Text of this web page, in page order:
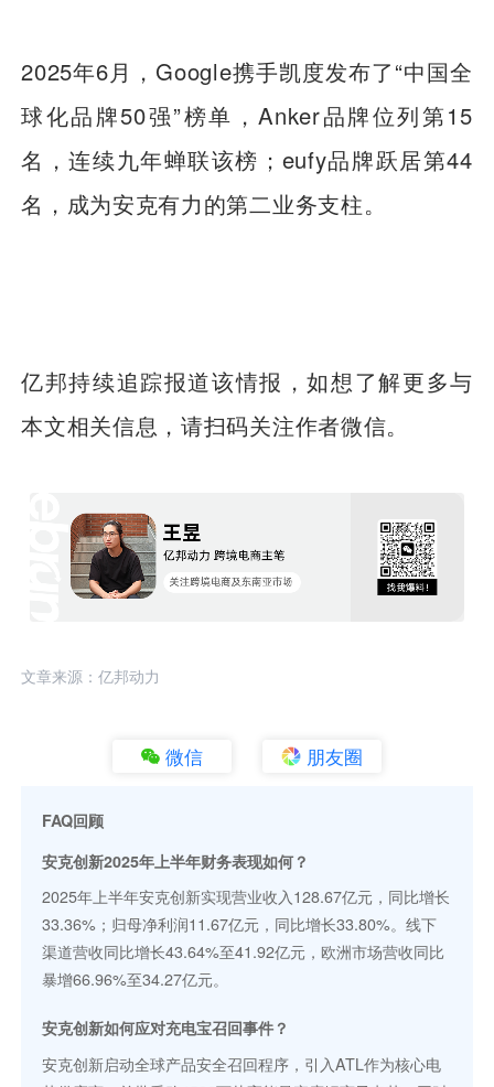
2025年6月，Google携手凯度发布了“中国全
球化品牌50强”榜单，Anker品牌位列第15
名，连续九年蝉联该榜；eufy品牌跃居第44
名，成为安克有力的第二业务支柱。
亿邦持续追踪报道该情报，如想了解更多与
本文相关信息，请扫码关注作者微信。
文章来源：亿邦动力
微信 朋友圈
FAQ回顾
安克创新2025年上半年财务表现如何？
2025年上半年安克创新实现营业收入128.67亿元，同比增长
33.36%；归母净利润11.67亿元，同比增长33.80%。线下
渠道营收同比增长43.64%至41.92亿元，欧洲市场营收同比
暴增66.96%至34.27亿元。
安克创新如何应对充电宝召回事件？
安克创新启动全球产品安全召回程序，引入ATL作为核心电